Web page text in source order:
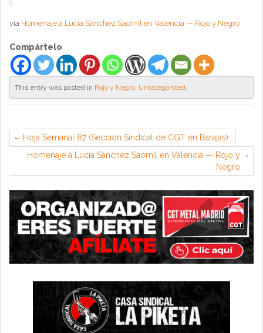
via Homenaje a Lucía Sánchez Saornil en Valencia — Rojo y Negro
Compártelo
This entry was posted in Rojo y Negro, Uncategorized.
Hoja Semanal 87 (Sección Sindical de CGT en Barajas)
Homenaje a Lucía Sánchez Saornil en Valencia — Rojo y
Negro